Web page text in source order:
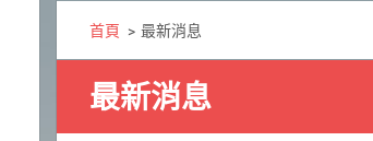
首頁 > 最新消息
最新消息